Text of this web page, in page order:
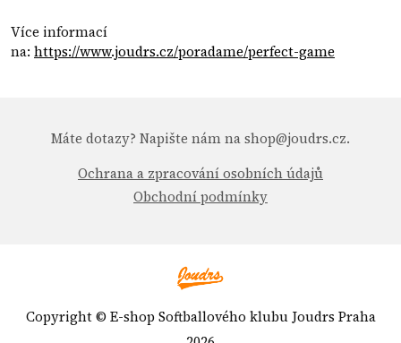
Více informací
na: https://www.joudrs.cz/poradame/perfect-game
Máte dotazy? Napište nám na shop@joudrs.cz.
Ochrana a zpracování osobních údajů
Obchodní podmínky
Copyright © E-shop Softballového klubu Joudrs Praha